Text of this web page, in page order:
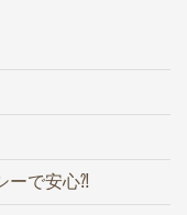
ーで安心⁈